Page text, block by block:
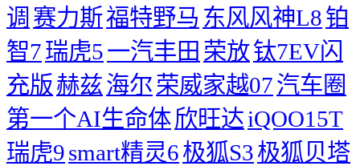
调 赛力斯福特野马 东风风神L8铂
智7瑞虎5一汽丰田 荣放钛7EV闪
充版赫兹海尔荣威家越07汽车圈
第一个AI生命体欣旺达iQOO15T
瑞虎9smart精灵6极狐S3极狐贝塔